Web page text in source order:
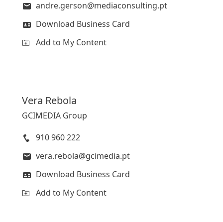
andre.gerson@mediaconsulting.pt
Download Business Card
Add to My Content
Vera Rebola
GCIMEDIA Group
910 960 222
vera.rebola@gcimedia.pt
Download Business Card
Add to My Content